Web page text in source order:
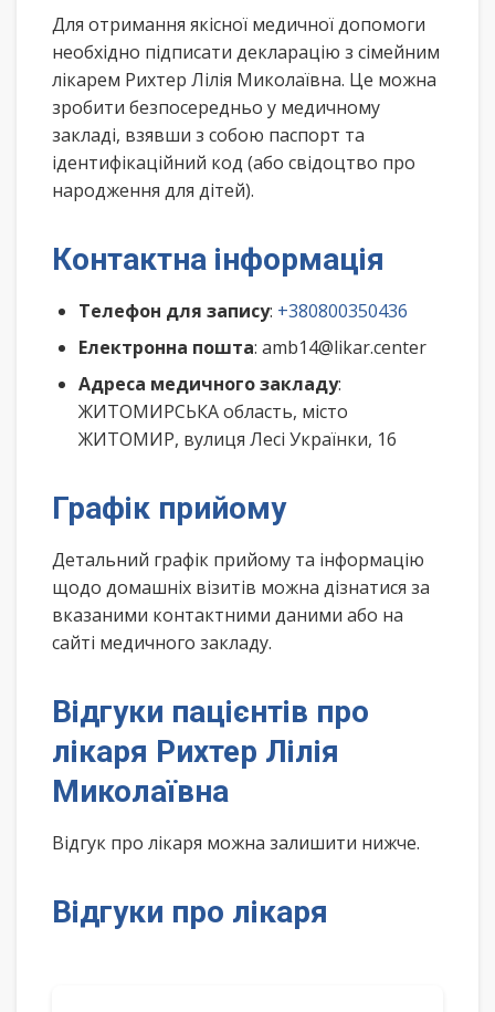
Для отримання якісної медичної допомоги
необхідно підписати декларацію з сімейним
лікарем Рихтер Лілія Миколаївна. Це можна
зробити безпосередньо у медичному
закладі, взявши з собою паспорт та
ідентифікаційний код (або свідоцтво про
народження для дітей).
Контактна інформація
Телефон для запису: +380800350436
Електронна пошта: amb14@likar.center
Адреса медичного закладу:
ЖИТОМИРСЬКА область, місто
ЖИТОМИР, вулиця Лесі Українки, 16
Графік прийому
Детальний графік прийому та інформацію
щодо домашніх візитів можна дізнатися за
вказаними контактними даними або на
сайті медичного закладу.
Відгуки пацієнтів про
лікаря Рихтер Лілія
Миколаївна
Відгук про лікаря можна залишити нижче.
Відгуки про лікаря